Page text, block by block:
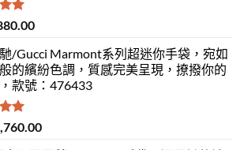
/Gucci Marmont系列超迷你手袋，宛如
的繽紛色調，質感完美呈現，撩撥你的
款號：476433